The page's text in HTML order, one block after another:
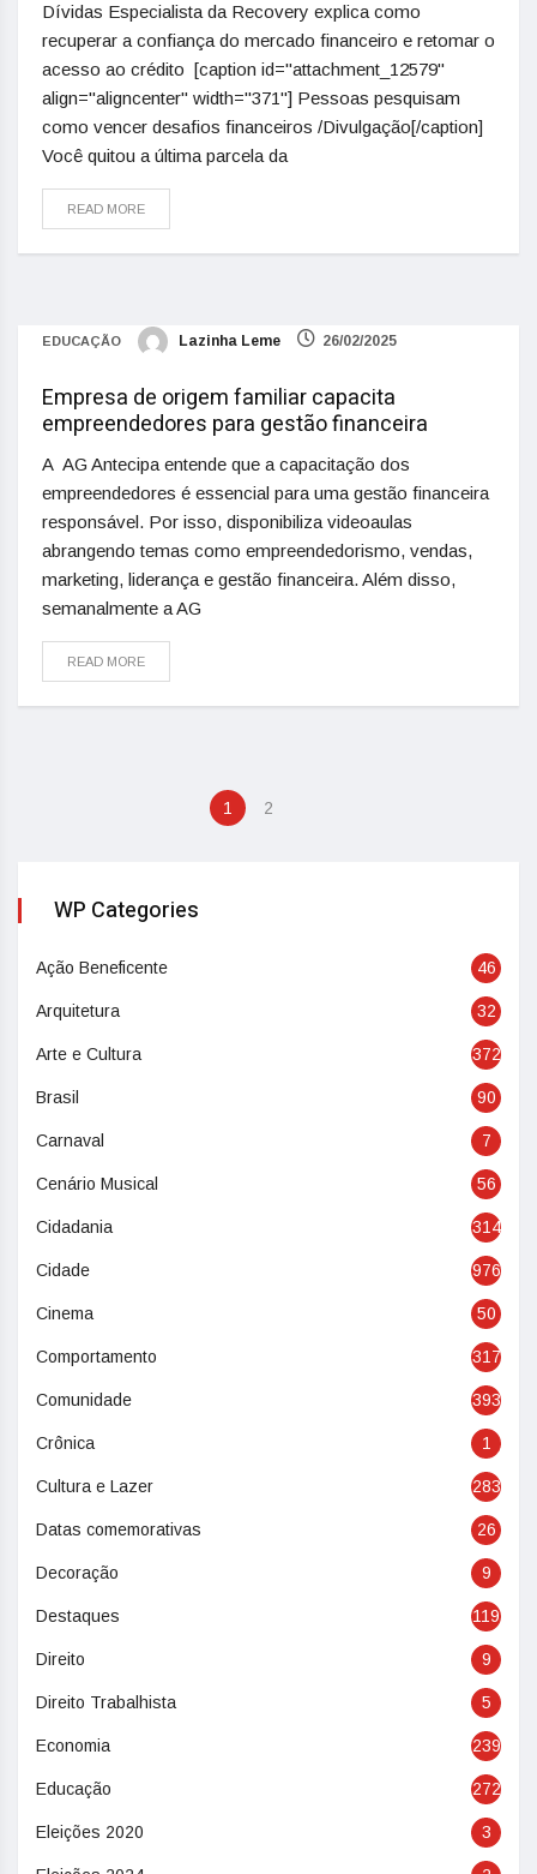
Dívidas Especialista da Recovery explica como
recuperar a confiança do mercado financeiro e retomar o
acesso ao crédito [caption id="attachment_12579"
align="aligncenter" width="371"] Pessoas pesquisam
como vencer desafios financeiros /Divulgação[/caption]
Você quitou a última parcela da
READ MORE
EDUCAÇÃO Lazinha Leme 26/02/2025
Empresa de origem familiar capacita
empreendedores para gestão financeira
A AG Antecipa entende que a capacitação dos
empreendedores é essencial para uma gestão financeira
responsável. Por isso, disponibiliza videoaulas
abrangendo temas como empreendedorismo, vendas,
marketing, liderança e gestão financeira. Além disso,
semanalmente a AG
READ MORE
1 2
WP Categories
Ação Beneficente 46
Arquitetura 32
Arte e Cultura 372
Brasil 90
Carnaval 7
Cenário Musical 56
Cidadania 314
Cidade 976
Cinema 50
Comportamento 317
Comunidade 393
Crônica 1
Cultura e Lazer 283
Datas comemorativas 26
Decoração 9
Destaques 119
Direito 9
Direito Trabalhista 5
Economia 239
Educação 272
Eleições 2020 3